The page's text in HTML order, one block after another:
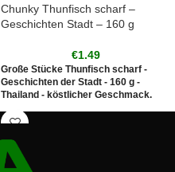
Chunky Thunfisch scharf –
Geschichten Stadt – 160 g
€1.49
Große Stücke Thunfisch scharf -
Geschichten der Stadt - 160 g -
Thailand - köstlicher Geschmack.